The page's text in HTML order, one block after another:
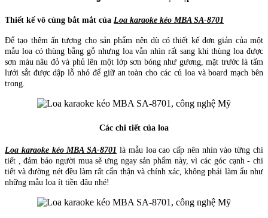
Thiết kế vô cùng bắt mắt của Loa karaoke kéo MBA SA-8701
Để tạo thêm ấn tượng cho sản phẩm nên dù có thiết kế đơn giản của một
mẫu loa có thùng bằng gỗ nhưng loa vẫn nhìn rất sang khi thùng loa được
sơn màu nâu đỏ và phủ lên một lớp sơn bóng như gương, mặt trước là tấm
lưới sắt được dập lỗ nhỏ để giữ an toàn cho các củ loa và board mạch bên
trong.
Các chi tiết của loa
Loa karaoke kéo MBA SA-8701 là mẫu loa cao cấp nên nhìn vào từng chi
tiết , đảm bảo người mua sẽ ưng ngay sản phẩm này, vì các góc cạnh - chi
tiết và đường nét đều làm rất cẩn thận và chính xác, không phải làm ẩu như
những mẫu loa ít tiền đâu nhé!